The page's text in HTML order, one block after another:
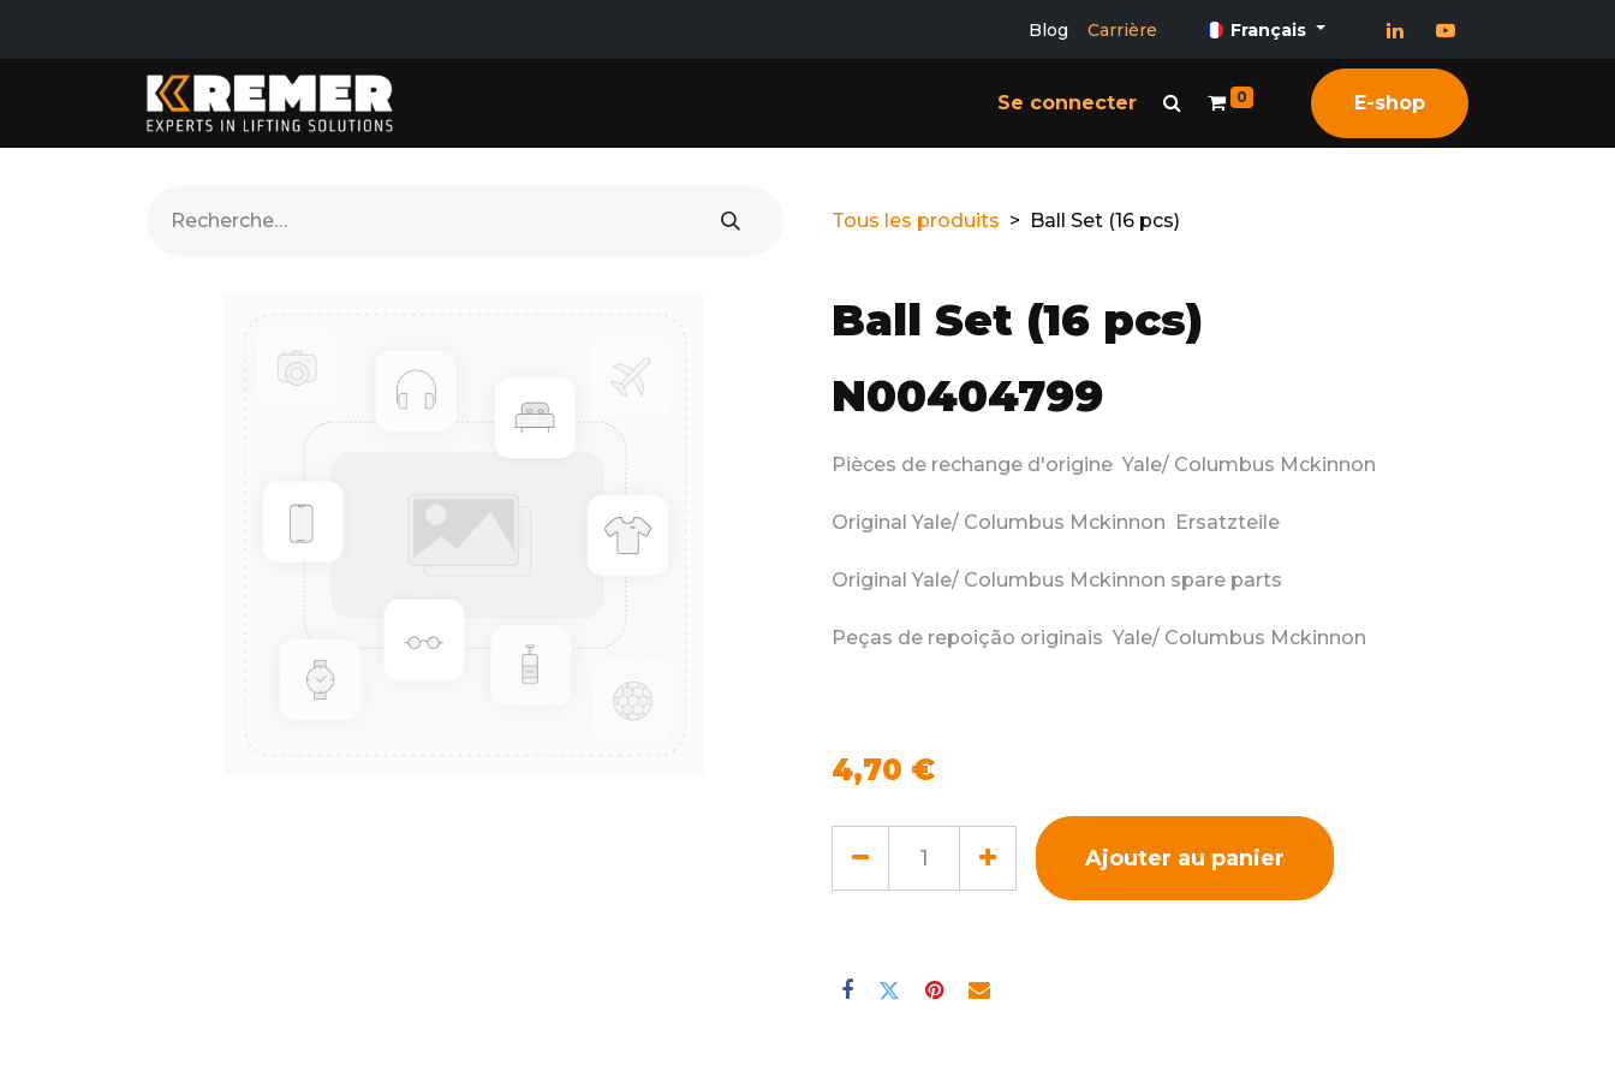
Blog Carrière Français
Se connecter 0 E-shop
Tous les produits Ball Set (16 pcs)
Ball Set (16 pcs)
N00404799
Pièces de rechange d'origine Yale/ Columbus Mckinnon
Original Yale/ Columbus Mckinnon Ersatzteile
Original Yale/ Columbus Mckinnon spare parts
Peças de repoição originais Yale/ Columbus Mckinnon
4,70 €
Ajouter au panier